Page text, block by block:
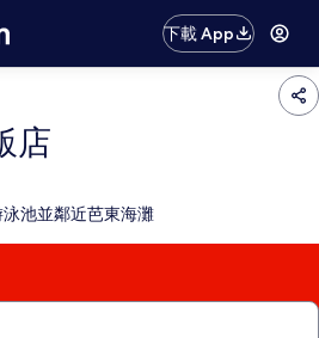
下載 App
店
池並鄰近芭東海灘